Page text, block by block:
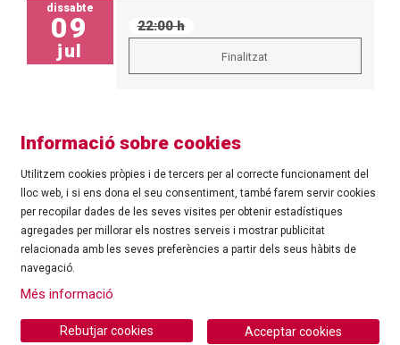
dissabte
09
jul
22:00 h
Finalitzat
©Ajuntament de Roses| C/ Tarragona, 81 | 17480 ROSES
Tel.: 972 25 24 00 |cultura@roses.cat
Sitemap | Ús de Cookies
Informació sobre cookies
Utilitzem cookies pròpies i de tercers per al correcte funcionament del
lloc web, i si ens dona el seu consentiment, també farem servir cookies
per recopilar dades de les seves visites per obtenir estadístiques
agregades per millorar els nostres serveis i mostrar publicitat
relacionada amb les seves preferències a partir dels seus hàbits de
navegació.
Més informació
Acceptar cookies
Rebutjar cookies